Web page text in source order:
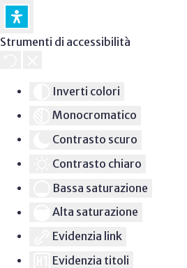
Strumenti di accessibilità
Inverti colori
Monocromatico
Contrasto scuro
Contrasto chiaro
Bassa saturazione
Alta saturazione
Evidenzia link
Evidenzia titoli